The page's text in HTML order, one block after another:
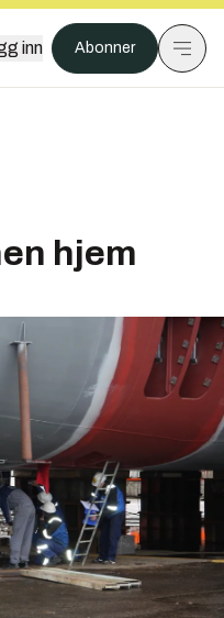
inn Abonner
hjem